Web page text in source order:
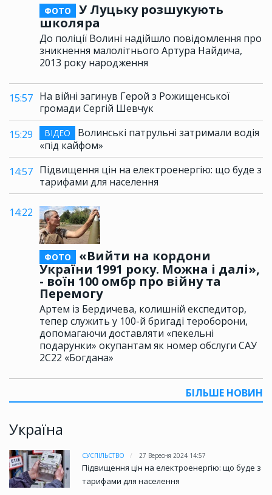
ФОТО
У Луцьку розшукують
школяра
До поліції Волині надійшло повідомлення про
зникнення малолітнього Артура Найдича,
2013 року народження
15:57 На війні загинув Герой з Рожищенської
громади Сергій Шевчук
15:29
ВІДЕО
Волинські патрульні затримали водія
«під кайфом»
14:57 Підвищення цін на електроенергію: що буде з
тарифами для населення
14:22
ФОТО
«Вийти на кордони
України 1991 року. Можна і далі»,
- воїн 100 омбр про війну та
Перемогу
Артем із Бердичева, колишній експедитор,
тепер служить у 100-й бригаді тероборони,
допомагаючи доставляти «пекельні
подарунки» окупантам як номер обслуги САУ
2С22 «Богдана»
БІЛЬШЕ НОВИН
Україна
СУСПІЛЬСТВО 27 Вересня 2024 14:57
Підвищення цін на електроенергію: що буде з
тарифами для населення